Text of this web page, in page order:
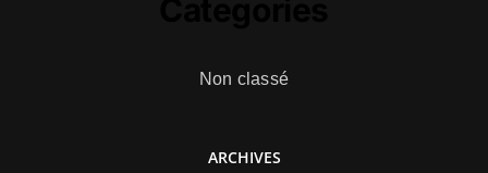
Non classé
ARCHIVES